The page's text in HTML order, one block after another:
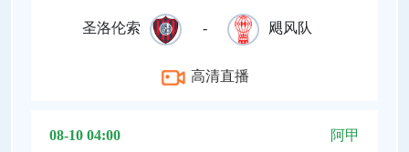
圣洛伦索 - 飓风队
高清直播
08-10 04:00 阿甲